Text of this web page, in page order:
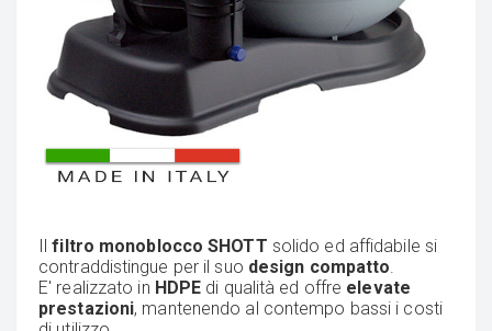
Ilfiltro monoblocco SHOTT solido ed affidabile si
contraddistingue per il suo design compatto.
E' realizzato in HDPE di qualità ed offre elevate
prestazioni, mantenendo al contempo bassi i costi